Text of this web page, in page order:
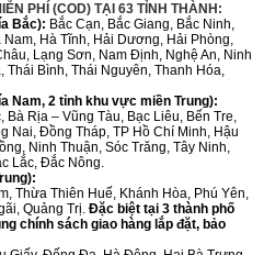
PHÍ (COD) TẠI 63 TỈNH THÀNH:
Bắc): Bắc Cạn, Bắc Giang, Bắc Ninh,
Hà Tĩnh, Hải Dương, Hải Phòng,
Lạng Sơn, Nam Định, Nghệ An, Ninh
Thái Bình, Thái Nguyên, Thanh Hóa,
Nam, 2 tỉnh khu vực miền Trung):
Rịa – Vũng Tàu, Bạc Liêu, Bến Tre,
Nai, Đồng Tháp, TP Hồ Chí Minh, Hậu
Ninh Thuận, Sóc Trăng, Tây Ninh,
Lắc, Đắc Nông.
Thừa Thiên Huế, Khánh Hòa, Phú Yên,
Quảng Trị. Đặc biệt tại 3 thành phố
chính sách giao hàng lắp đặt, bảo